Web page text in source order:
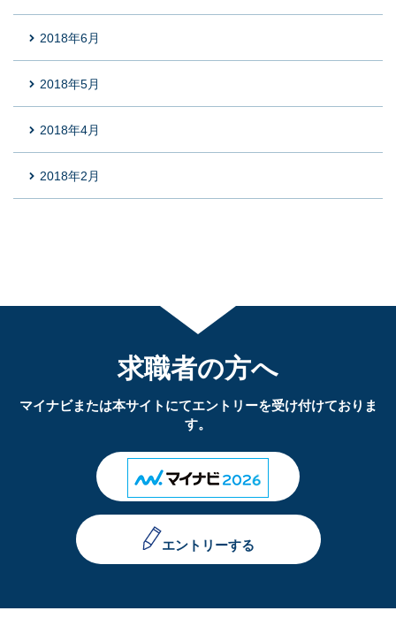
2018年6月
2018年5月
2018年4月
2018年2月
求職者の方へ
マイナビまたは本サイトにてエントリーを受け付けておりま
す。
エントリーする